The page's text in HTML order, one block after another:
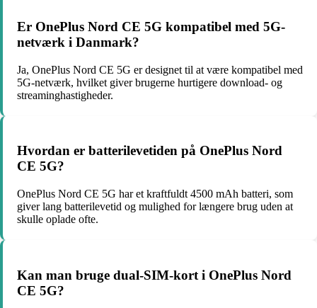
Er OnePlus Nord CE 5G kompatibel med 5G-
netværk i Danmark?
Ja, OnePlus Nord CE 5G er designet til at være kompatibel med
5G-netværk, hvilket giver brugerne hurtigere download- og
streaminghastigheder.
Hvordan er batterilevetiden på OnePlus Nord
CE 5G?
OnePlus Nord CE 5G har et kraftfuldt 4500 mAh batteri, som
giver lang batterilevetid og mulighed for længere brug uden at
skulle oplade ofte.
Kan man bruge dual-SIM-kort i OnePlus Nord
CE 5G?